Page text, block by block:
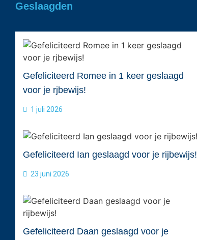
Geslaagden
Gefeliciteerd Romee in 1 keer geslaagd
voor je rjbewijs!
1 juli 2026
Gefeliciteerd Ian geslaagd voor je rijbewijs!
23 juni 2026
Gefeliciteerd Daan geslaagd voor je